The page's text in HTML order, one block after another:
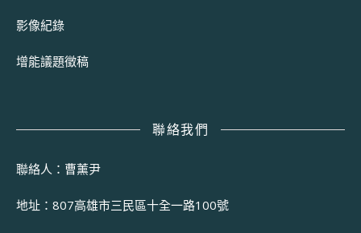
影像紀錄
增能議題徵稿
聯絡我們
聯絡人：曹薰尹
地址：807高雄市三民區十全一路100號